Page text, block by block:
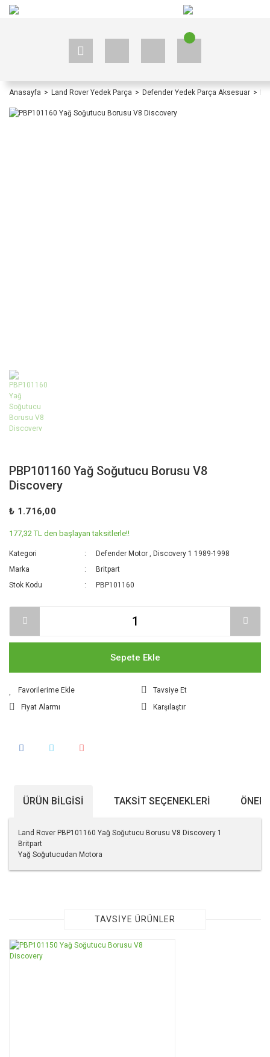
Anasayfa Land Rover Yedek Parça Defender Yedek Parça Aksesuar
PBP101160 Yağ Soğutucu Borusu V8
Discovery
₺ 1.716,00
177,32 TL den başlayan taksitlerle!!
Kategori Defender Motor ,Discovery 1 1989-1998
Marka
Britpart
Stok Kodu
PBP101160
Sepete Ekle
Tavsiye Et
Fiyat Alarmı
Karşılaştır
ÜRÜN BILGISI TAKSIT SEÇENEKLERI
Land Rover PBP101160 Yağ Soğutucu Borusu V8 Discovery 1
Britpart
Yağ Soğutucudan Motora
Görüş ve önerileriniz için teşekkür ederiz.
Ürün resmi kalitesiz, bozuk veya görüntülenemiyor.
TAVSİYE ÜRÜNLER
TÜKENDİ